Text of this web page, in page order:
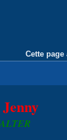
Cette page